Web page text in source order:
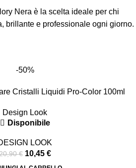
Nera è la scelta ideale per chi
brillante e professionale ogni giorno.
-50%
Cristalli Liquidi Pro-Color 100ml
Design Look
Disponibile
LOOK
€ 10,45 €